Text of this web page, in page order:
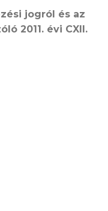
jogról és az
2011. évi CXII.